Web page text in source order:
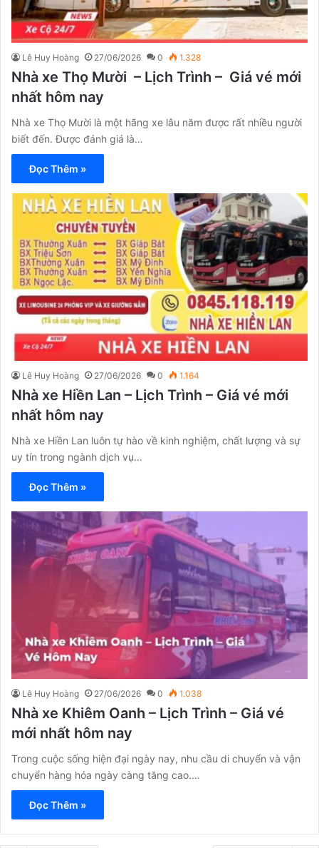
Lê Huy Hoàng 27/06/2026 0 1.328
Nhà xe Thọ Mười – Lịch Trình – Giá vé mới
nhất hôm nay
Nhà xe Thọ Mười là một hãng xe lâu năm được rất nhiều người
biết đến. Được đánh giá là…
Đọc Thêm »
Lê Huy Hoàng 27/06/2026 0 1.164
Nhà xe Hiền Lan – Lịch Trình – Giá vé mới
nhất hôm nay
Nhà xe Hiền Lan luôn tự hào về kinh nghiệm, chất lượng và sự
uy tín trong ngành dịch vụ…
Đọc Thêm »
Lê Huy Hoàng 27/06/2026 0 1.038
Nhà xe Khiêm Oanh – Lịch Trình – Giá vé
mới nhất hôm nay
Trong cuộc sống hiện đại ngày nay, nhu cầu di chuyển và vận
chuyển hàng hóa ngày càng tăng cao.…
Đọc Thêm »